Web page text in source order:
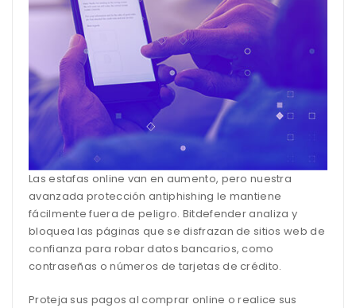
Las estafas online van en aumento, pero nuestra
avanzada protección antiphishing le mantiene
fácilmente fuera de peligro. Bitdefender analiza y
bloquea las páginas que se disfrazan de sitios web de
confianza para robar datos bancarios, como
contraseñas o números de tarjetas de crédito.
Proteja sus pagos al comprar online o realice sus